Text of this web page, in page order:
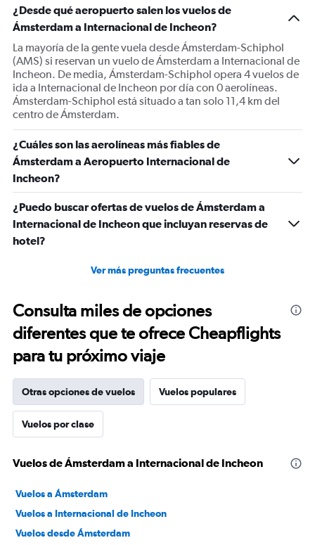
Y
axis
displaying
Number
of
flights.
Range:
0
to
¿Desde qué aeropuerto salen los vuelos de
Ámsterdam a Internacional de Incheon?
La mayoría de la gente vuela desde Ámsterdam-Schiphol
(AMS) si reservan un vuelo de Ámsterdam a Internacional de
Incheon. De media, Ámsterdam-Schiphol opera 4 vuelos de
ida a Internacional de Incheon por día con 0 aerolíneas.
Ámsterdam-Schiphol está situado a tan solo 11,4 km del
centro de Ámsterdam.
¿Cuáles son las aerolíneas más fiables de
Ámsterdam a Aeropuerto Internacional de
Incheon?
¿Puedo buscar ofertas de vuelos de Ámsterdam a
Internacional de Incheon que incluyan reservas de
hotel?
Ver más preguntas frecuentes
Consulta miles de opciones
diferentes que te ofrece Cheapflights
para tu próximo viaje
Otras opciones de vuelos Vuelos populares
Vuelos por clase
Vuelos de Ámsterdam a Internacional de Incheon
Vuelos a Ámsterdam
Vuelos a Internacional de Incheon
Vuelos desde Ámsterdam